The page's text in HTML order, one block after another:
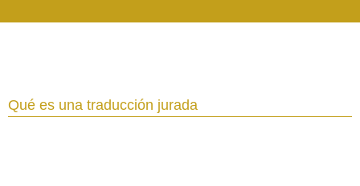
Qué es una traducción jurada